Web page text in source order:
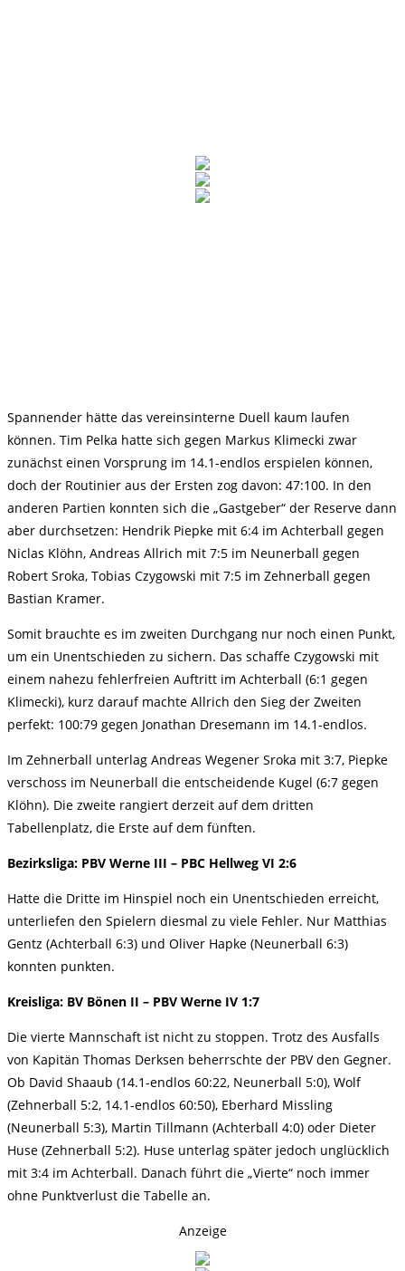
Spannender hätte das vereinsinterne Duell kaum laufen
können. Tim Pelka hatte sich gegen Markus Klimecki zwar
zunächst einen Vorsprung im 14.1-endlos erspielen können,
doch der Routinier aus der Ersten zog davon: 47:100. In den
anderen Partien konnten sich die „Gastgeber“ der Reserve dann
aber durchsetzen: Hendrik Piepke mit 6:4 im Achterball gegen
Niclas Klöhn, Andreas Allrich mit 7:5 im Neunerball gegen
Robert Sroka, Tobias Czygowski mit 7:5 im Zehnerball gegen
Bastian Kramer.
Somit brauchte es im zweiten Durchgang nur noch einen Punkt,
um ein Unentschieden zu sichern. Das schaffe Czygowski mit
einem nahezu fehlerfreien Auftritt im Achterball (6:1 gegen
Klimecki), kurz darauf machte Allrich den Sieg der Zweiten
perfekt: 100:79 gegen Jonathan Dresemann im 14.1-endlos.
Im Zehnerball unterlag Andreas Wegener Sroka mit 3:7, Piepke
verschoss im Neunerball die entscheidende Kugel (6:7 gegen
Klöhn). Die zweite rangiert derzeit auf dem dritten
Tabellenplatz, die Erste auf dem fünften.
Bezirksliga: PBV Werne III – PBC Hellweg VI 2:6
Hatte die Dritte im Hinspiel noch ein Unentschieden erreicht,
unterliefen den Spielern diesmal zu viele Fehler. Nur Matthias
Gentz (Achterball 6:3) und Oliver Hapke (Neunerball 6:3)
konnten punkten.
Kreisliga: BV Bönen II – PBV Werne IV 1:7
Die vierte Mannschaft ist nicht zu stoppen. Trotz des Ausfalls
von Kapitän Thomas Derksen beherrschte der PBV den Gegner.
Ob David Shaaub (14.1-endlos 60:22, Neunerball 5:0), Wolf
(Zehnerball 5:2, 14.1-endlos 60:50), Eberhard Missling
(Neunerball 5:3), Martin Tillmann (Achterball 4:0) oder Dieter
Huse (Zehnerball 5:2). Huse unterlag später jedoch unglücklich
mit 3:4 im Achterball. Danach führt die „Vierte“ noch immer
ohne Punktverlust die Tabelle an.
Anzeige